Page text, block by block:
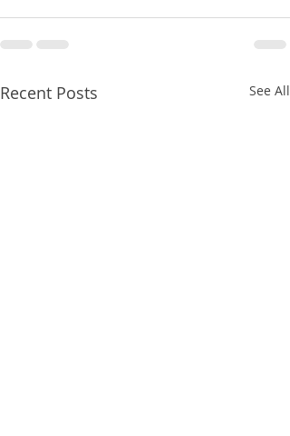
Recent Posts See All